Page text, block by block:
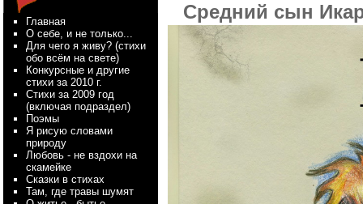
Главная
О себе, и не только...
Для чего я живу? (стихи
обо всём на свете)
Конкурсные и другие
стихи за 2010 г.
Стихи за 2009 год
(включая подраздел)
Поэмы
Я рисую словами
природу
Любовь - не вздохи на
скамейке
Сказки в стихах
Там, где травы шумят
Средний сын